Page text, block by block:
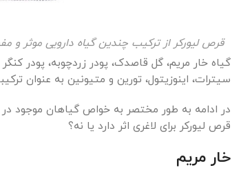
قرص لیورکر از ترکیب چندین گیاه دارویی موثر و
گیاه خار مریم، گل قاصدک، پودر زردچوبه، پودر
سیترات، اینوزیتول، تورین و متیونین به عنوان
در ادامه به طور مختصر به خواص گیاهان موجود در
قرص لیورکر برای لاغری اثر دارد یا نه؟
خار مریم